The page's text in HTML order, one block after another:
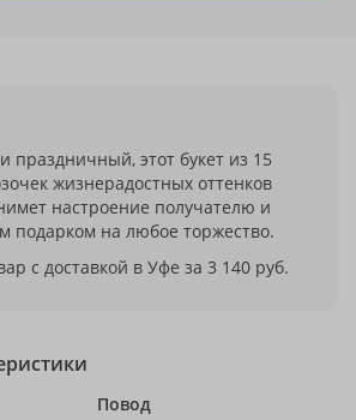
этот букет из 15
жизнерадостных оттенков
настроение получателю и
подарком на любое торжество.
с доставкой в Уфе за 3 140 руб.
Повод